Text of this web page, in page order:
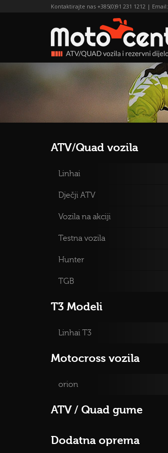
Kontaktirajte nas +385(0)91 231 1212 | Email:
ATV/Quad vozila
Linhai
Dječji ATV
Vozila na akciji
Testna vozila
Hunter
TGB
T3 Modeli
Linhai T3
Motocross vozila
orion
ATV / Quad gume
Dodatna oprema